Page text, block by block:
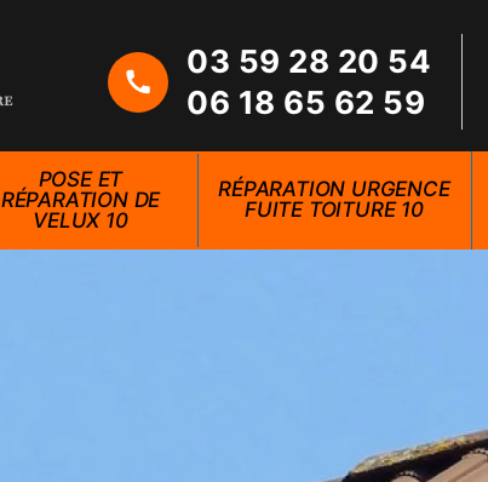
03 59 28 20 54
06 18 65 62 59
POSE ET
RÉPARATION DE
VELUX 10
RÉPARATION URGENCE
FUITE TOITURE 10